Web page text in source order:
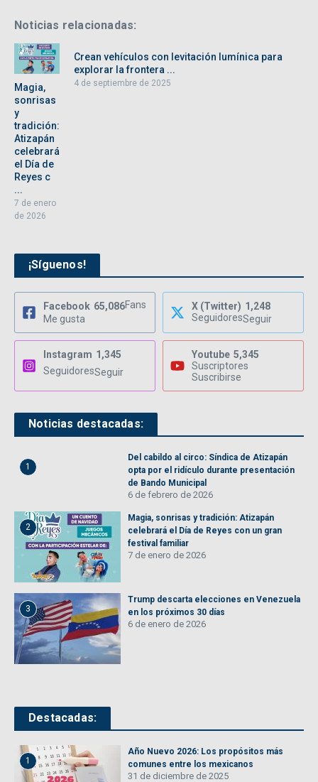
Noticias relacionadas:
Magia,
sonrisas
y
tradición:
Atizapán
celebrará
el Día de
Reyes c
...
7 de enero
de 2026
Crean vehículos con levitación lumínica para
explorar la frontera ...
4 de septiembre de 2025
¡Síguenos!
Facebook 65,086Fans
Me gusta
X (Twitter) 1,248
SeguidoresSeguir
Instagram 1,345
SeguidoresSeguir
Youtube 5,345
Suscriptores
Suscribirse
Noticias destacadas:
1
Del cabildo al circo: Síndica de Atizapán
opta por el ridículo durante presentación
de Bando Municipal
6 de febrero de 2026
2
Magia, sonrisas y tradición: Atizapán
celebrará el Día de Reyes con un gran
festival familiar
7 de enero de 2026
3
Trump descarta elecciones en Venezuela
en los próximos 30 días
6 de enero de 2026
Destacadas:
1
Año Nuevo 2026: Los propósitos más
comunes entre los mexicanos
31 de diciembre de 2025